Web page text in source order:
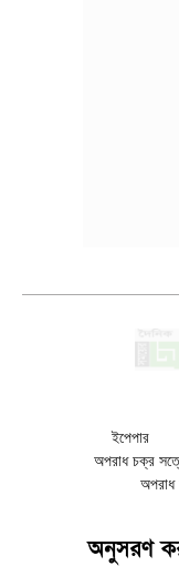
ইপেপার
অপরাধ চক্র
অপরাধ
অনুসরণ